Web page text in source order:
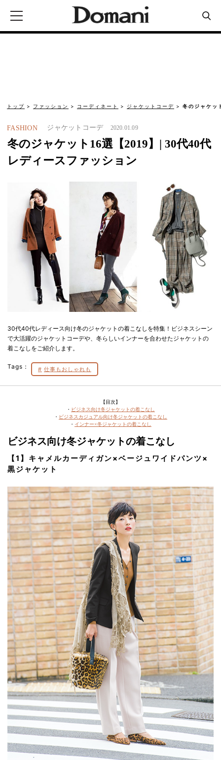
トップ ファッション コーディネート ジャケットコーデ 冬のジャケ
FASHION ジャケットコーデ 2020.01.09
冬のジャケット16選【2019】| 30代40代
レディースファッション
30代40代レディース向け冬のジャケットの着こなしを特集！ビジネスシーン
で大活躍のジャケットコーデや、冬らしいインナーを合わせたジャケットの
着こなしをご紹介します。
Tags： 仕事もおしゃれも
【目次】
・ ビジネス向け冬ジャケットの着こなし
・ ビジネスカジュアル向け冬ジャケットの着こなし
・ インナー×冬ジャケットの着こなし
ビジネス向け冬ジャケットの着こなし
【1】キャメルカーディガン×ベージュワイドパンツ×
黒ジャケット